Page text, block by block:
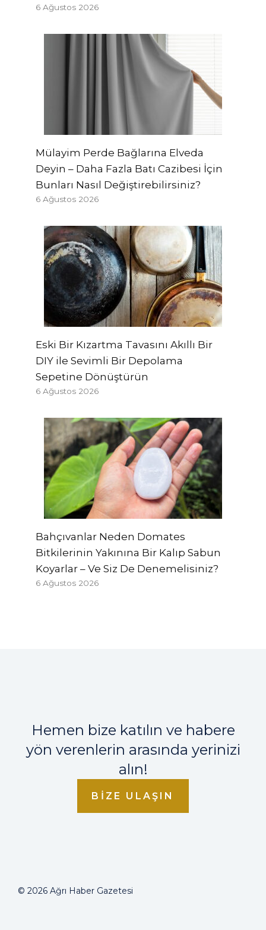
6 Ağustos 2026
Mülayim Perde Bağlarına Elveda
Deyin – Daha Fazla Batı Cazibesi İçin
Bunları Nasıl Değiştirebilirsiniz?
6 Ağustos 2026
Eski Bir Kızartma Tavasını Akıllı Bir
DIY ile Sevimli Bir Depolama
Sepetine Dönüştürün
6 Ağustos 2026
Bahçıvanlar Neden Domates
Bitkilerinin Yakınına Bir Kalıp Sabun
Koyarlar – Ve Siz De Denemelisiniz?
6 Ağustos 2026
Hemen bize katılın ve habere
yön verenlerin arasında yerinizi
alın!
BIZE ULAŞIN
© 2026 Ağrı Haber Gazetesi